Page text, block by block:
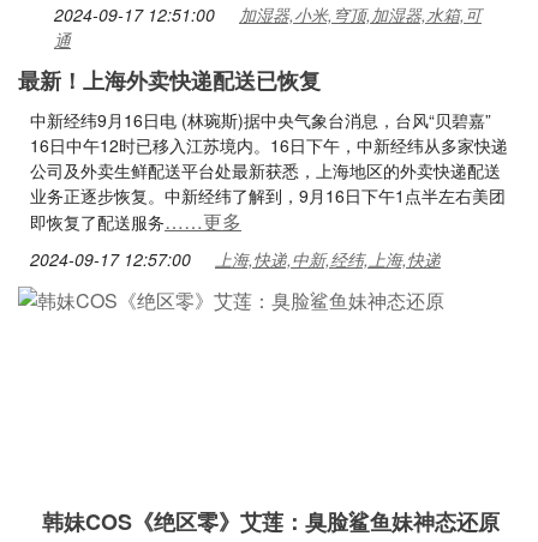
2024-09-17 12:51:00
加湿器,小米,穹顶,加湿器,水箱,可
通
最新！上海外卖快递配送已恢复
中新经纬9月16日电 (林琬斯)据中央气象台消息，台风“贝碧嘉”
16日中午12时已移入江苏境内。16日下午，中新经纬从多家快递
公司及外卖生鲜配送平台处最新获悉，上海地区的外卖快递配送
业务正逐步恢复。中新经纬了解到，9月16日下午1点半左右美团
即恢复了配送服务……更多
2024-09-17 12:57:00 上海,快递,中新,经纬,上海,快递
韩妹COS《绝区零》艾莲：臭脸鲨鱼妹神态还原